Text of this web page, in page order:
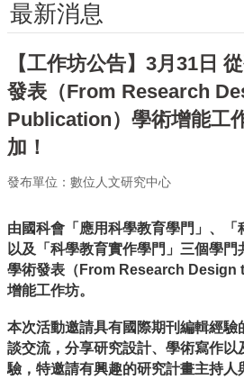
人
文
究
中
首
頁
大
頁
網
站
導
雙
語
詞
最新消息
【工作坊公告】3月31日
發表（From Research
Publication）學術增能工
加！
發布單位：數位人文研究中心
由國科會「應用科學教育學門」、「
以及「科學教育實作學門」三個學門
學術發表（From Research Design
增能工作坊。
本次活動邀請具有國際期刊編輯經驗
談交流，分享研究設計、學術寫作以
驗，特邀請有興趣的研究計畫主持人